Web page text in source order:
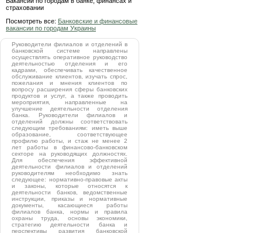
страховании
Посмотреть все: Банковские и финансовые
вакансии по городам Украины
Руководители филиалов и отделений в
банковской системе направлены
осуществлять оперативное руководство
деятельностью отделения и его
кадрами, обеспечивать качественное
обслуживание клиентов, изучать спрос,
пожелания и мнения клиентов по
вопросу расширения сферы банковских
продуктов и услуг, а также проводить
мероприятия, направленные на
улучшение деятельности отделения
банка. Руководители филиалов и
отделений должны соответствовать
следующим требованиям: иметь выше
образование, соответствующее
профилю работы, и стаж не менее 2
лет работы в финансово-банковском
секторе на руководящих должностях.
Для обеспечения эффективной
деятельности филиалов и отделений
руководителям необходимо знать
следующее: нормативно-правовые акты
и законы, которые относятся к
деятельности банков, ведомственные
инструкции, приказы и нормативные
документы, касающиеся работы
филиалов банка, нормы и правила
охраны труда, основы экономики,
стратегию деятельности банка и
перспективы развития банковской